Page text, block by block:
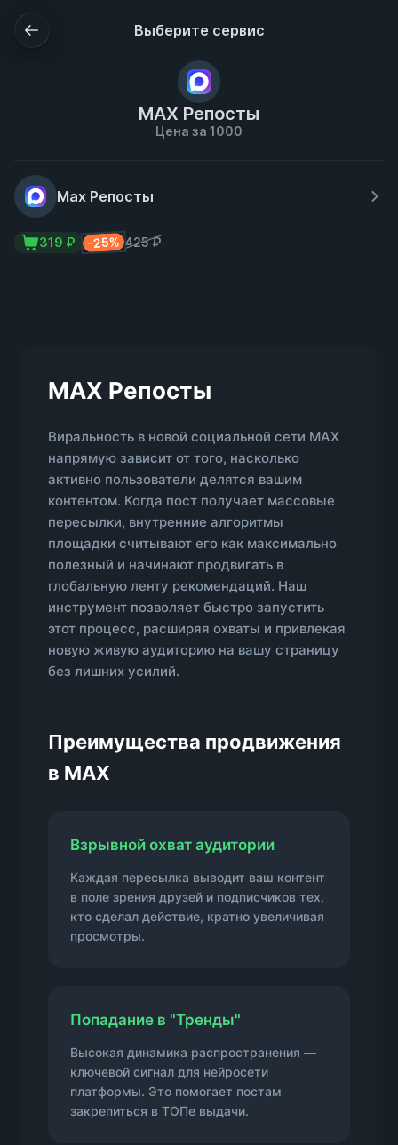
Выберите сервис
MAX Репосты
Цена за 1000
Max Репосты
425 ₽
-25%
319 ₽
MAX Репосты
Виральность в новой социальной сети MAX
напрямую зависит от того, насколько
активно пользователи делятся вашим
контентом. Когда пост получает массовые
пересылки, внутренние алгоритмы
площадки считывают его как максимально
полезный и начинают продвигать в
глобальную ленту рекомендаций. Наш
инструмент позволяет быстро запустить
этот процесс, расширяя охваты и привлекая
новую живую аудиторию на вашу страницу
без лишних усилий.
Преимущества продвижения
в MAX
Взрывной охват аудитории
Каждая пересылка выводит ваш контент
в поле зрения друзей и подписчиков тех,
кто сделал действие, кратно увеличивая
просмотры.
Попадание в "Тренды"
Высокая динамика распространения —
ключевой сигнал для нейросети
платформы. Это помогает постам
закрепиться в ТОПе выдачи.